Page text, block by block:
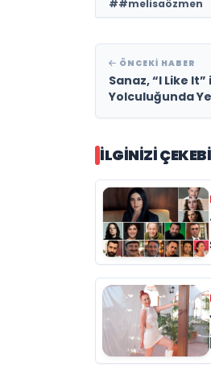
##melisaözmen
ÖNCEKI HABER
Sanaz, “I Like
Yolculuğunda
İLGINIZI